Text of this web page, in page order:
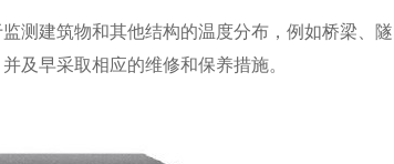
测建筑物和其他结构的温度分布，例如桥梁、隧
及早采取相应的维修和保养措施。